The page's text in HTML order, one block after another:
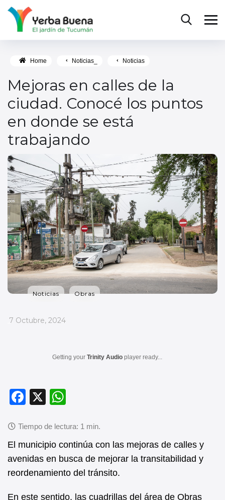
Home Noticias_ Noticias
Mejoras en calles de la
ciudad. Conocé los puntos
en donde se está
trabajando
Noticias Obras
_
7 Octubre, 2024
Getting your Trinity Audio player ready...
F
c
e
b
o
o
X
at
s
A
p
p
El municipio continúa con las mejoras de calles y
avenidas en busca de mejorar la transitabilidad y
reordenamiento del tránsito.
En este sentido, las cuadrillas del área de Obras